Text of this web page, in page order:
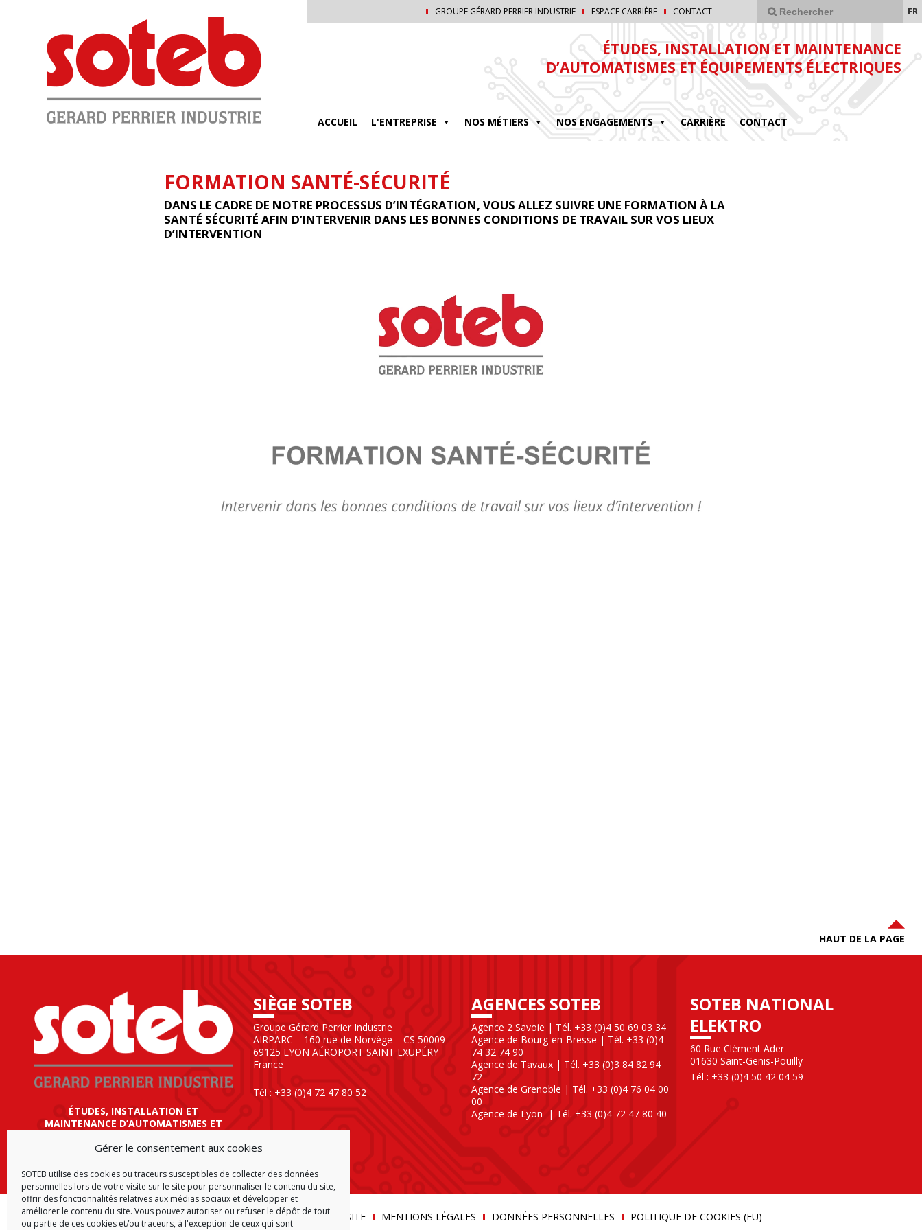
Gérer le consentement aux cookies
SOTEB utilise des cookies ou traceurs susceptibles de collecter des données
personnelles lors de votre visite sur le site pour personnaliser le contenu du site,
offrir des fonctionnalités relatives aux médias sociaux et développer et
améliorer le contenu du site. Vous pouvez autoriser ou refuser le dépôt de tout
ou partie de ces cookies et/ou traceurs, à l'exception de ceux qui sont
GROUPE GÉRARD PERRIER INDUSTRIE ESPACE CARRIÈRE CONTACT FR
ÉTUDES, INSTALLATION ET MAINTENANCE
D’AUTOMATISMES ET ÉQUIPEMENTS ÉLECTRIQUES
ACCUEIL L'ENTREPRISE NOS MÉTIERS NOS ENGAGEMENTS CARRIÈRE CONTACT
FORMATION SANTÉ-SÉCURITÉ
DANS LE CADRE DE NOTRE PROCESSUS D’INTÉGRATION, VOUS ALLEZ SUIVRE UNE FORMATION À LA
SANTÉ SÉCURITÉ AFIN D’INTERVENIR DANS LES BONNES CONDITIONS DE TRAVAIL SUR VOS LIEUX
D’INTERVENTION
HAUT DE LA PAGE
ÉTUDES, INSTALLATION ET
MAINTENANCE D’AUTOMATISMES ET
SIÈGE SOTEB
Groupe Gérard Perrier Industrie
AIRPARC – 160 rue de Norvège – CS 50009
69125 LYON AÉROPORT SAINT EXUPÉRY
France
Tél : +33 (0)4 72 47 80 52
AGENCES SOTEB
Agence 2 Savoie | Tél. +33 (0)4 50 69 03 34
Agence de Bourg-en-Bresse | Tél. +33 (0)4
74 32 74 90
Agence de Tavaux | Tél. +33 (0)3 84 82 94
72
Agence de Grenoble | Tél. +33 (0)4 76 04 00
00
Agence de Lyon
| Tél. +33 (0)4 72 47 80 40
SOTEB NATIONAL
ELEKTRO
60 Rue Clément Ader
01630 Saint-Genis-Pouilly
Tél : +33 (0)4 50 42 04 59
ACCUEIL CGV CGA PLAN DU SITE MENTIONS LÉGALES DONNÉES PERSONNELLES POLITIQUE DE COOKIES (EU)